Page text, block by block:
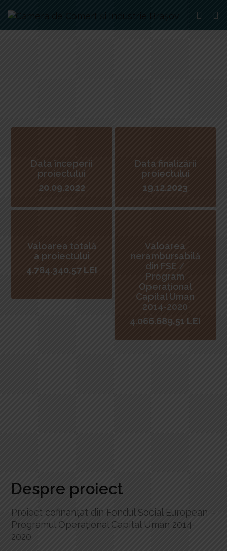
Data începerii
proiectului
20.09.2022
Data finalizării
proiectului
19.12.2023
Valoarea totală
a proiectului
4.784.340,57 LEI
Valoarea
nerambursabilă
din FSE /
Program
Operațional
Capital Uman
2014-2020
4.066.689,51 LEI
Despre proiect
Proiect cofinanţat din Fondul Social European –
Programul Operațional Capital Uman 2014-
2020